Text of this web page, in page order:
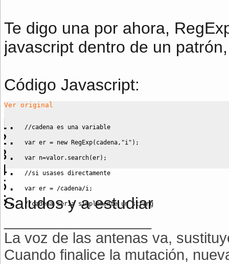
Te digo una por ahora,
javascript dentro de un
Código Javascript:
Ver original
//cadena es una variable
var er = new RegExp( cadena, "i" ) ;
var n=valor. search(er) ;
//si usases directamente
var er = /cadena/i;
//cadena sería simplemente un string
Saludos y a estudiar
La voz de las antenas va,
Cuando finalice la mutación,